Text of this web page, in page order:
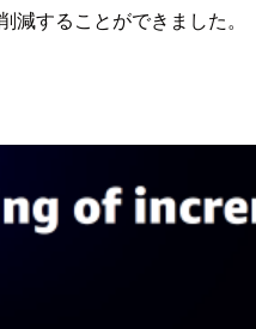
減することができました。